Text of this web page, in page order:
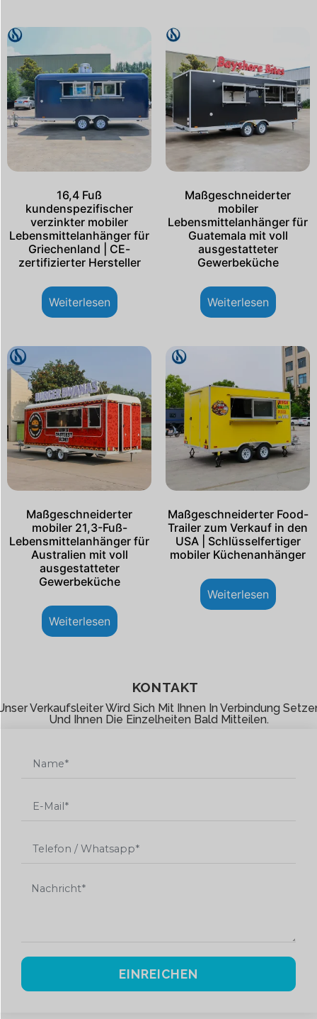
16,4 Fuß
kundenspezifischer
verzinkter mobiler
Lebensmittelanhänger für
Griechenland | CE-
zertifizierter Hersteller
Weiterlesen
Maßgeschneiderter
mobiler
Lebensmittelanhänger für
Guatemala mit voll
ausgestatteter
Gewerbeküche
Weiterlesen
Maßgeschneiderter
mobiler 21,3-Fuß-
Lebensmittelanhänger für
Australien mit voll
ausgestatteter
Gewerbeküche
Weiterlesen
Maßgeschneiderter Food-
Trailer zum Verkauf in den
USA | Schlüsselfertiger
mobiler Küchenanhänger
Weiterlesen
KONTAKT
Verkaufsleiter Wird Sich Mit Ihnen In Verbindung
Und Ihnen Die Einzelheiten Bald Mitteilen.
EINREICHEN